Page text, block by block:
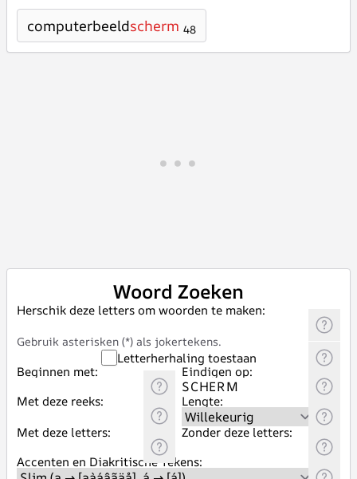
computerbeeldscherm 48
Woord Zoeken
Herschik deze letters om woorden te maken:
Gebruik asterisken (*) als jokertekens.
Letterherhaling toestaan
Beginnen met:
Eindigen op:
Met deze reeks:
Lengte:
Met deze letters:
Zonder deze letters:
Accenten en Diakritische Tekens: